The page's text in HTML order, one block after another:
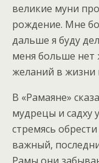
великие муни
рождение. Мне
дальше я буду
меня больше нет
желаний в жизни
В «Рамаяне»
мудрецы и садху
стремясь
важный,